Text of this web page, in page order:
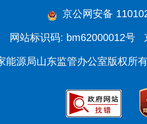
京公网安备
网站标识码: bm62000012号
能源局山东监管办公室版权所